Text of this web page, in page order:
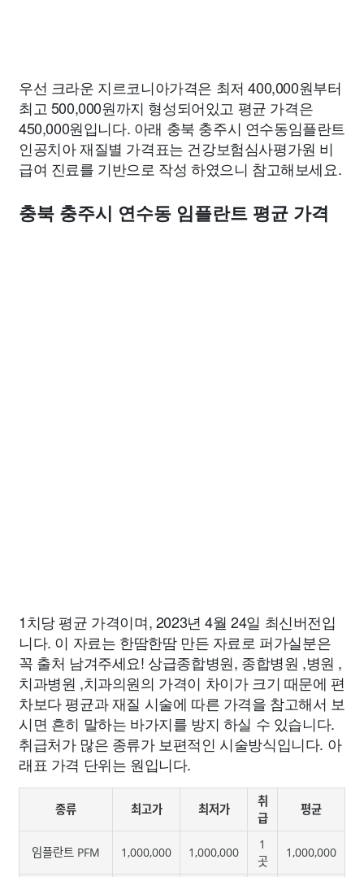
우선 크라운 지르코니아가격은 최저 400,000원부터
최고 500,000원까지 형성되어있고 평균 가격은
450,000원입니다. 아래 충북 충주시 연수동임플란트
인공치아 재질별 가격표는 건강보험심사평가원 비
급여 진료를 기반으로 작성 하였으니 참고해보세요.
충북 충주시 연수동 임플란트 평균 가격
1치당 평균 가격이며, 2023년 4월 24일 최신버전입
니다. 이 자료는 한땀한땀 만든 자료로 퍼가실분은
꼭 출처 남겨주세요! 상급종합병원, 종합병원 ,병원 ,
치과병원 ,치과의원의 가격이 차이가 크기 때문에 편
차보다 평균과 재질 시술에 따른 가격을 참고해서 보
시면 흔히 말하는 바가지를 방지 하실 수 있습니다.
취급처가 많은 종류가 보편적인 시술방식입니다. 아
래표 가격 단위는 원입니다.
종류 최고가 최저가
취
급
평균
임플란트 PFM 1,000,000 1,000,000
1
곳
1,000,000